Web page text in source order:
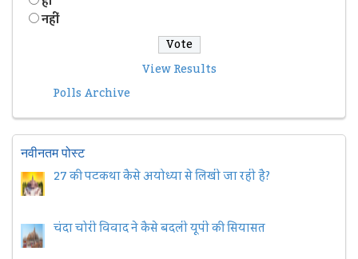
नहीं
View Results
Polls Archive
नवीनतम पोस्ट
27 की पटकथा कैसे अयोध्या से लिखी जा रही है?
चंदा चोरी विवाद ने कैसे बदली यूपी की सियासत